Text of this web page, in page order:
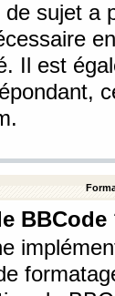
sujet a
Il est
BBCode